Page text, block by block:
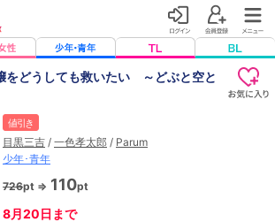
をどうしても救いたい ～どぶと空と
値引き
目黒三吉 / 一色孝太郎 / Parum
少年･青年
726pt ⇒ 110pt
8月20日まで